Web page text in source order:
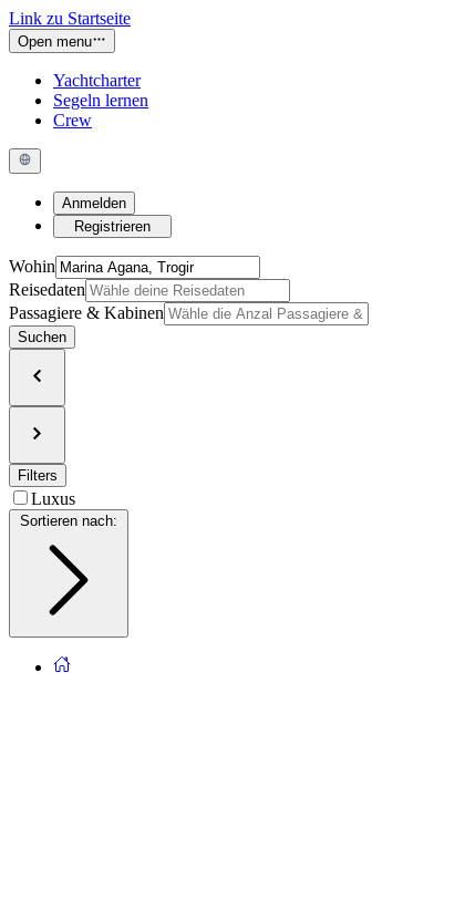
Link zu Startseite
Open menu
Yachtcharter
Segeln lernen
Crew
Anmelden
Registrieren
Wohin
Reisedaten
Passagiere & Kabinen
Suchen
Filters
Luxus
Sortieren nach